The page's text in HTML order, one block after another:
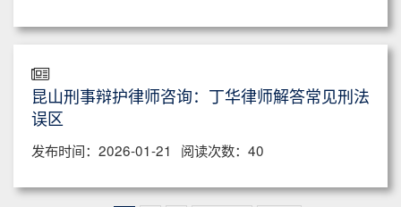
昆山刑事辩护律师咨询：丁华律师解答常见刑法
误区
发布时间：2026-01-21 阅读次数：40